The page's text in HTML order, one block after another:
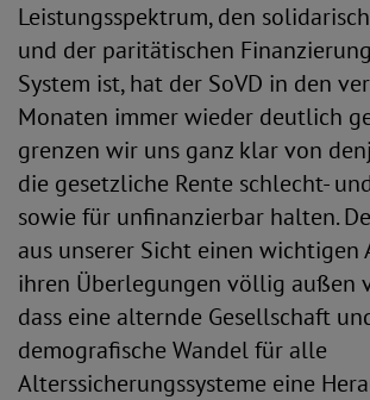
Leistungsspektrum, den
und der paritätischen
System ist, hat der SoVD in den
Monaten immer wieder deutlich
grenzen wir uns ganz klar von
die gesetzliche Rente schlecht-
sowie für unfinanzierbar halten.
aus unserer Sicht einen wichtigen
ihren Überlegungen völlig außen
dass eine alternde Gesellschaft
demografische Wandel für alle
Alterssicherungssysteme eine